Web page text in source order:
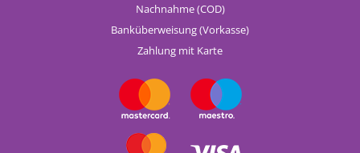
Nachnahme (COD)
Banküberweisung (Vorkasse)
Zahlung mit Karte